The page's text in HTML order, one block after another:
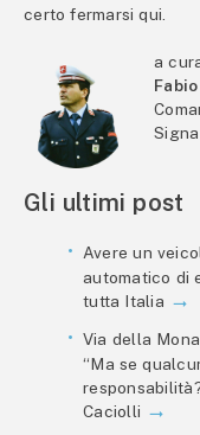
certo fermarsi qui.
a
Signa
Gli ultimi post
Avere un
automatico di
tutta Italia
Via della
“Ma se
Caciolli